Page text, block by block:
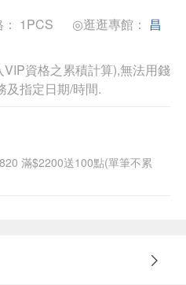
1PCS ◎逛逛專館： 昌
資格之累積計算),無法用錢
及指定日期/時間.
滿$2200送100點(單筆不累